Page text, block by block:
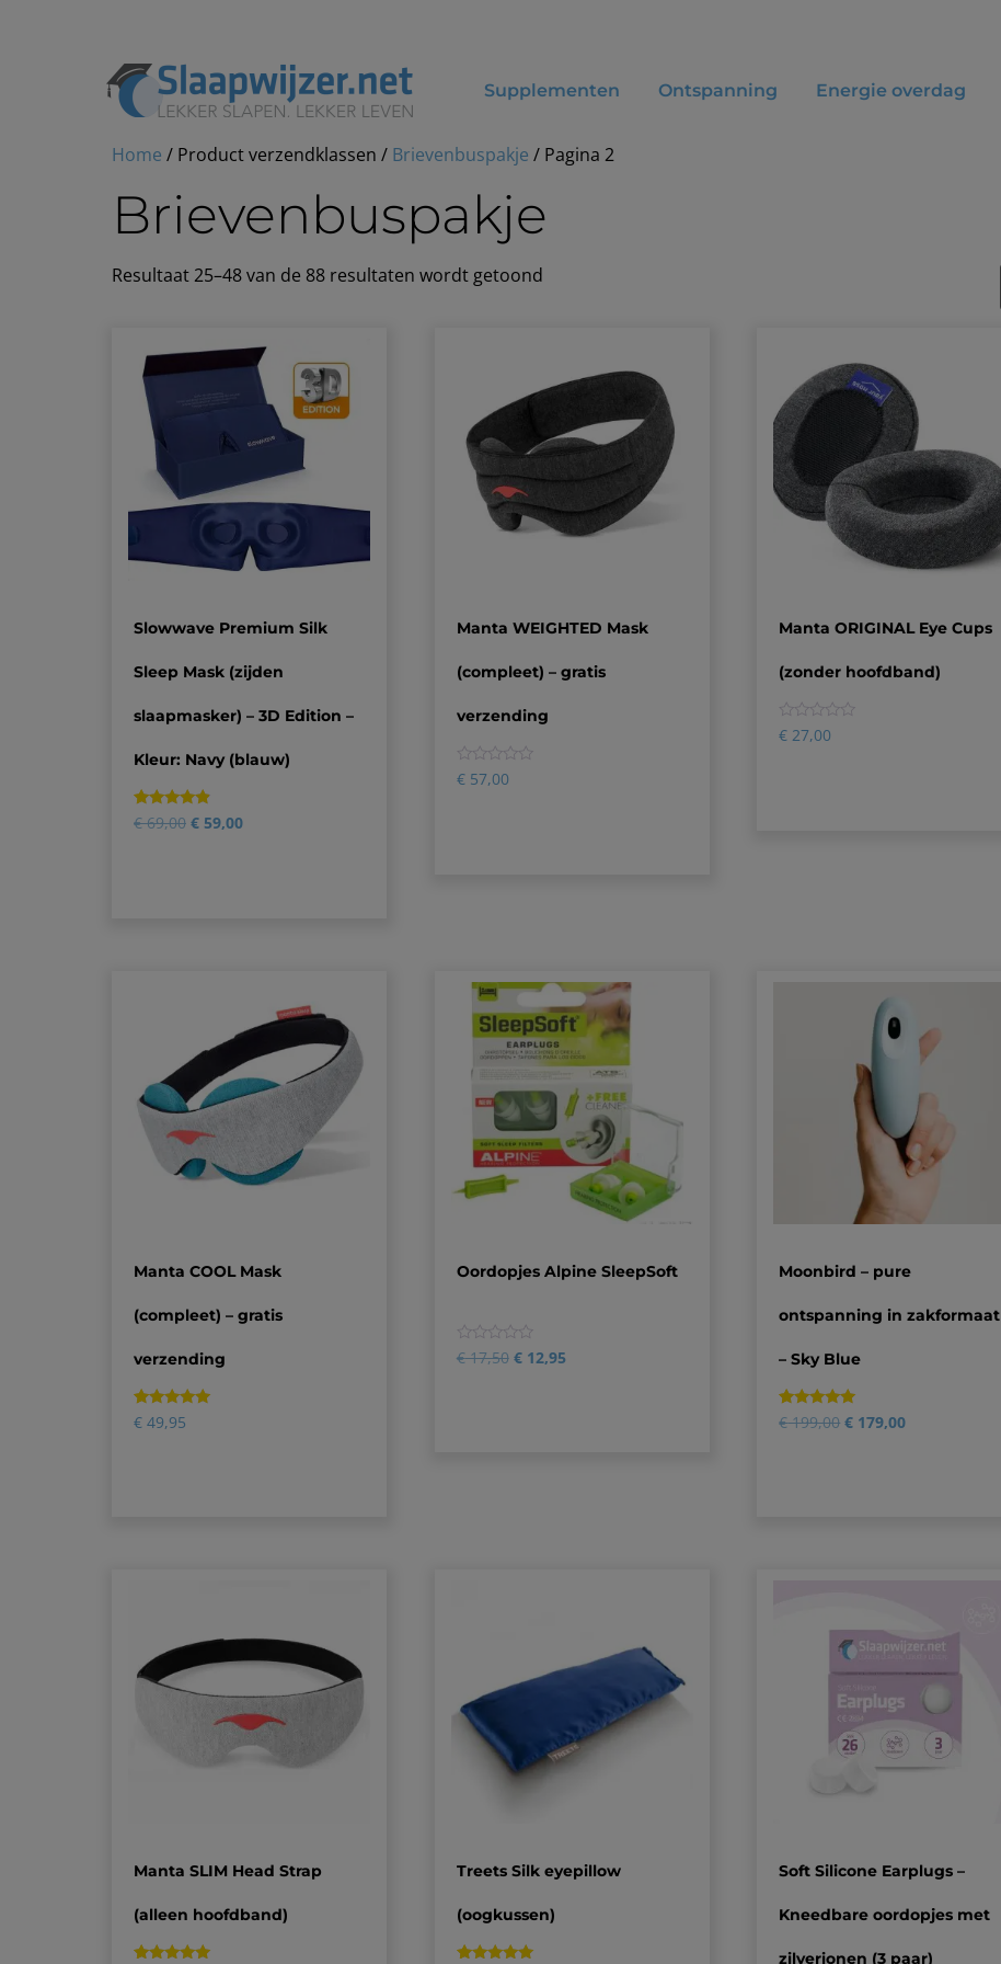
Supplementen Ontspanning Energie overdag
Home / Product verzendklassen / Brievenbuspakje / Pagina 2
Brievenbuspakje
Resultaat 25–48 van de 88 resultaten wordt getoond
Slowwave Premium Silk
Sleep Mask (zijden
slaapmasker) – 3D Edition –
Kleur: Navy (blauw)
Gewaardeerd
4.67
3
€69,00 € 59,00
Manta WEIGHTED Mask
(compleet) – gratis
verzending
0
€57,00
Manta ORIGINAL Eye Cups
(zonder hoofdband)
0
€ 27,00
Manta COOL Mask
(compleet) – gratis
verzending
Gewaardeerd
5.00
1
€ 49,95
Oordopjes Alpine SleepSoft
0
€17,50 €12,95
Moonbird – pure
ontspanning in zakformaat
– Sky Blue
Gewaardeerd
5.00
1
€199,00 € 179,00
Manta SLIM Head Strap
(alleen hoofdband)
Treets Silk eyepillow
(oogkussen)
Soft Silicone Earplugs –
Kneedbare oordopjes met
zilverionen (3 paar)